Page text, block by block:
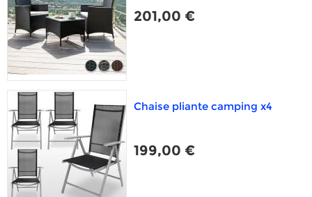
201,00 €
Chaise pliante camping x4
199,00 €